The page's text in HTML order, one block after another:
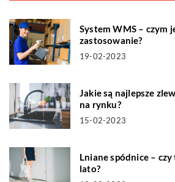
System WMS – czym
zastosowanie?
19-02-2023
Jakie są najlepsze
na rynku?
15-02-2023
Lniane spódnice –
lato?